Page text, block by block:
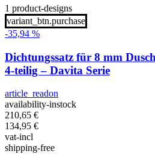
1 product-designs
variant_btn.purchase
-35,94 %
Dichtungssatz für 8 mm
4-teilig – Davita Serie
article_readon
availability-instock
210,65 €
134,95 €
vat-incl
shipping-free